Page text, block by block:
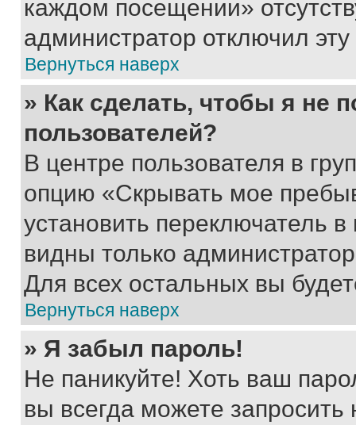
каждом посещении»
администратор отключил
Вернуться наверх
» Как сделать, чтобы я не
пользователей?
В центре пользователя в
опцию «Скрывать мое
установить переключатель
видны только
Для всех остальных вы
Вернуться наверх
» Я забыл пароль!
Не паникуйте! Хоть ваш
вы всегда можете